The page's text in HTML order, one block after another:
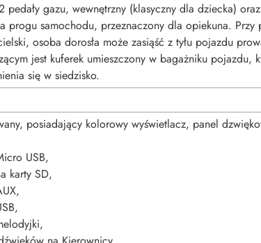
pedały gazu, wewnętrzny (klasyczny dla dziecka)
progu samochodu, przeznaczony dla opiekuna. Przy
osoba dorosła może zasiąść z tyłu pojazdu
jest kuferek umieszczony w bagażniku pojazdu,
się w siedzisko.
posiadający kolorowy wyświetlacz, panel
USB,
karty SD,